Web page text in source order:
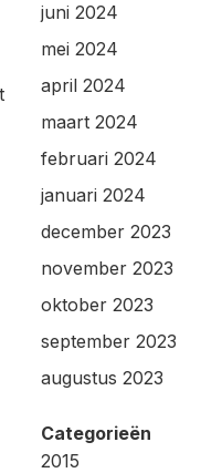
juni 2024
mei 2024
april 2024
maart 2024
februari 2024
januari 2024
december 2023
november 2023
oktober 2023
september 2023
augustus 2023
Categorieën
2015